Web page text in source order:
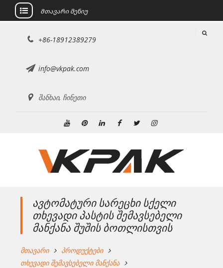
გადასვლა
Მთავარი მენიუ
+86-18912389279
info@vkpak.com
შანხაი, ჩინეთი
ავტომატური სარეცხი სქელი
თხევადი პასტის შემავსებელი
მანქანა შუშის ბოთლისთვის
მთავარი
პროდუქტები
თხევადი შემავსებელი მანქანა